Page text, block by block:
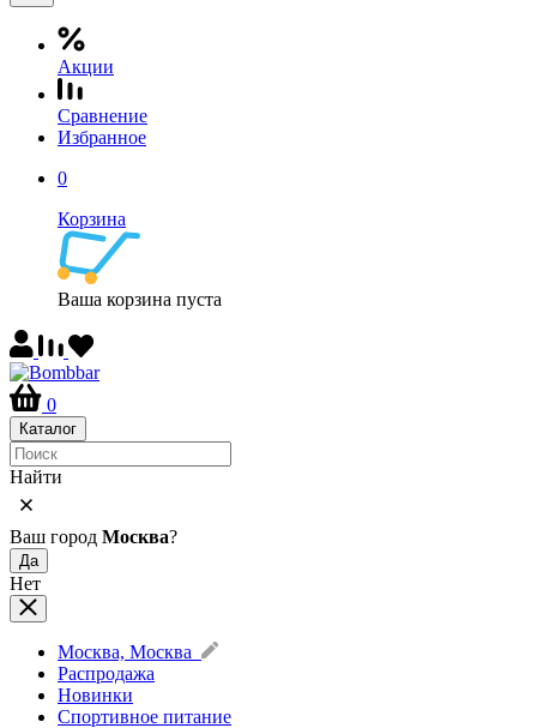
Акции
Сравнение
Избранное
0
Корзина
Ваша корзина пуста
0
Каталог
Найти
Ваш город Москва?
Да
Нет
Москва, Москва
Распродажа
Новинки
Спортивное питание